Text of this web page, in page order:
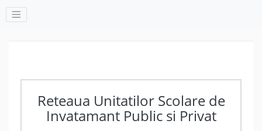
Reteaua Unitatilor Scolare de
Invatamant Public si Privat